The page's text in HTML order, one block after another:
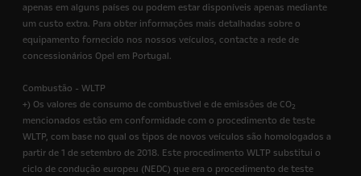
apenas em alguns países ou podem estar disponíveis apenas mediante
um custo extra. Para obter informações mais detalhadas sobre o
equipamento fornecido nos nossos veículos, contacte a rede de
concessionários Opel em Portugal.
Combustão - WLTP
+) Os valores de consumo de combustível e de emissões de CO2
mencionados estão em conformidade com o procedimento de teste
WLTP, com base no qual os tipos de novos veículos são homologados a
partir de 1 de setembro de 2018. Este procedimento WLTP substitui o
ciclo de condução europeu (NEDC) que era o procedimento de teste